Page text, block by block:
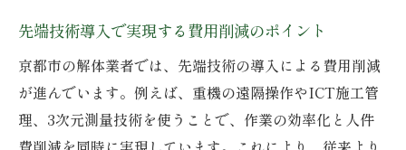
先端技術導入で実現する費用削減のポイント
京都市の解体業者では、先端技術の導入による費用削減
が進んでいます。例えば、重機の遠隔操作やICT施工管
理、3次元測量技術を使うことで、作業の効率化と人件